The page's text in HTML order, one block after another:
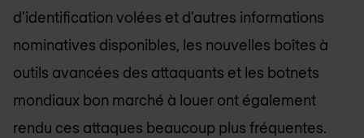
d'identification volées et d'autres informations
nominatives disponibles, les nouvelles boîtes à
outils avancées des attaquants et les botnets
mondiaux bon marché à louer ont également
rendu ces attaques beaucoup plus fréquentes.